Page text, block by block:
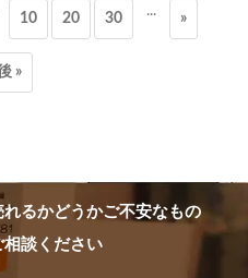
10 20 30 ... »
»
るかどうかご不安なもの
相談ください